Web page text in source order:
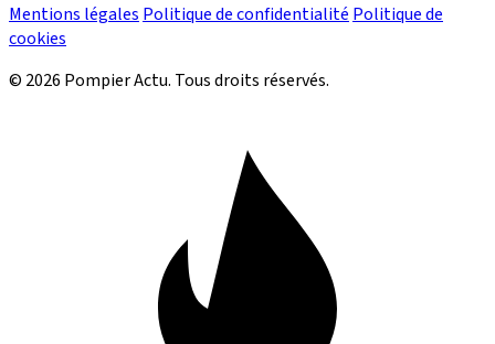
Mentions légales Politique de confidentialité Politique de
cookies
© 2026 Pompier Actu. Tous droits réservés.